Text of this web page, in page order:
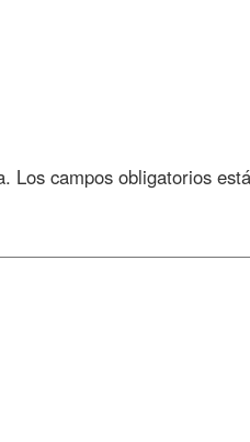
Los campos obligatorios